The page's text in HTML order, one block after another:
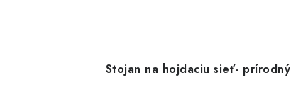
Stojan na hojdaciu sieť- prírodný